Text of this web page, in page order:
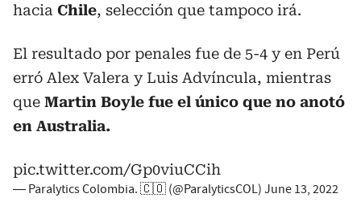
hacia Chile, selección que tampoco irá.
El resultado por penales fue de 5-4 y en Perú
erró Alex Valera y Luis Advíncula, mientras
que Martin Boyle fue el único que no anotó
en Australia.
pic.twitter.com/Gp0viuCCih
— Paralytics Colombia. 🇨🇴 (@ParalyticsCOL) June 13, 2022